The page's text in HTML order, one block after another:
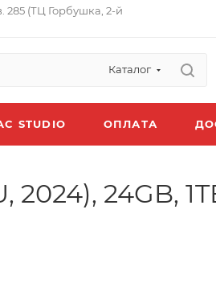
285 (ТЦ Горбушка, 2-й
Каталог
STUDIO ОПЛАТА
24GB,